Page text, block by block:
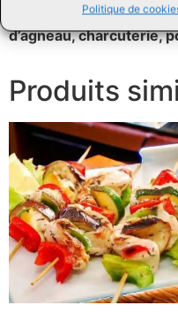
Politique de
assortiment de
d’agneau, charcuterie,
Produits